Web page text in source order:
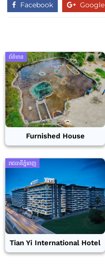
Facebook Google
ព័ត៌មាន
Furnished House
រាជធានីភ្នំពេញ
Tian Yi International Hotel